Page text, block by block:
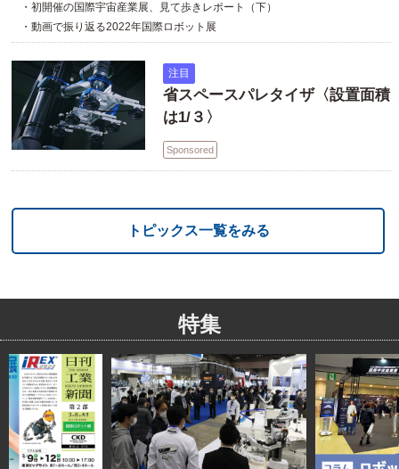
・初開催の国際宇宙産業展、見て歩きレポート（下）
・動画で振り返る2022年国際ロボット展
注目
省スペースパレタイザ〈設置面積
は1/３〉
Sponsored
トピックス一覧をみる
特集